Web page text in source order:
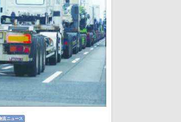
流ニュース